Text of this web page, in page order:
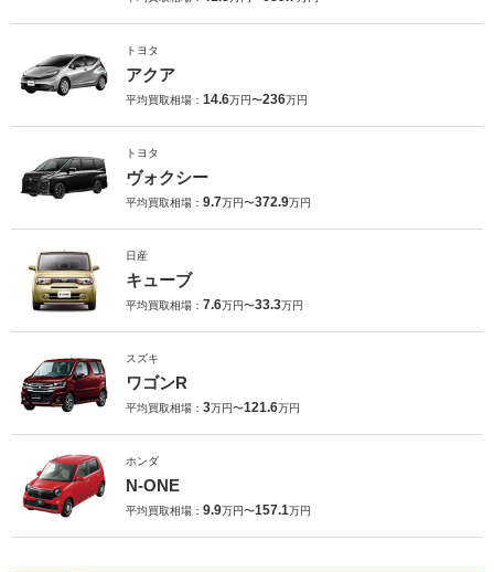
トヨタ
アクア
平均買取相場： 14.6万円〜236万円
トヨタ
ヴォクシー
平均買取相場： 9.7万円〜372.9万円
日産
キューブ
平均買取相場： 7.6万円〜33.3万円
スズキ
ワゴンR
平均買取相場： 3万円〜121.6万円
ホンダ
N-ONE
平均買取相場： 9.9万円〜157.1万円